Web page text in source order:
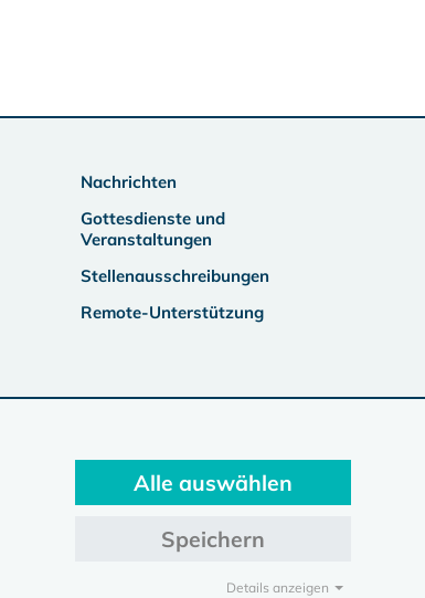
Nachrichten
Gottesdienste und
Veranstaltungen
Stellenausschreibungen
Remote-Unterstützung
Alle auswählen
Speichern
Details anzeigen